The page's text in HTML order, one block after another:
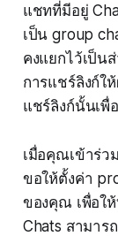
แชทที่มีอยู่
เป็น group
คงแยกไว้เป็น
การแชร์ลิงก์ใ
แชร์ลิงก์นั้นเพื่
เมื่อคุณเข้าร่ว
ขอให้ตั้งค่า
ของคุณ เพื่อใ
Chats สามา